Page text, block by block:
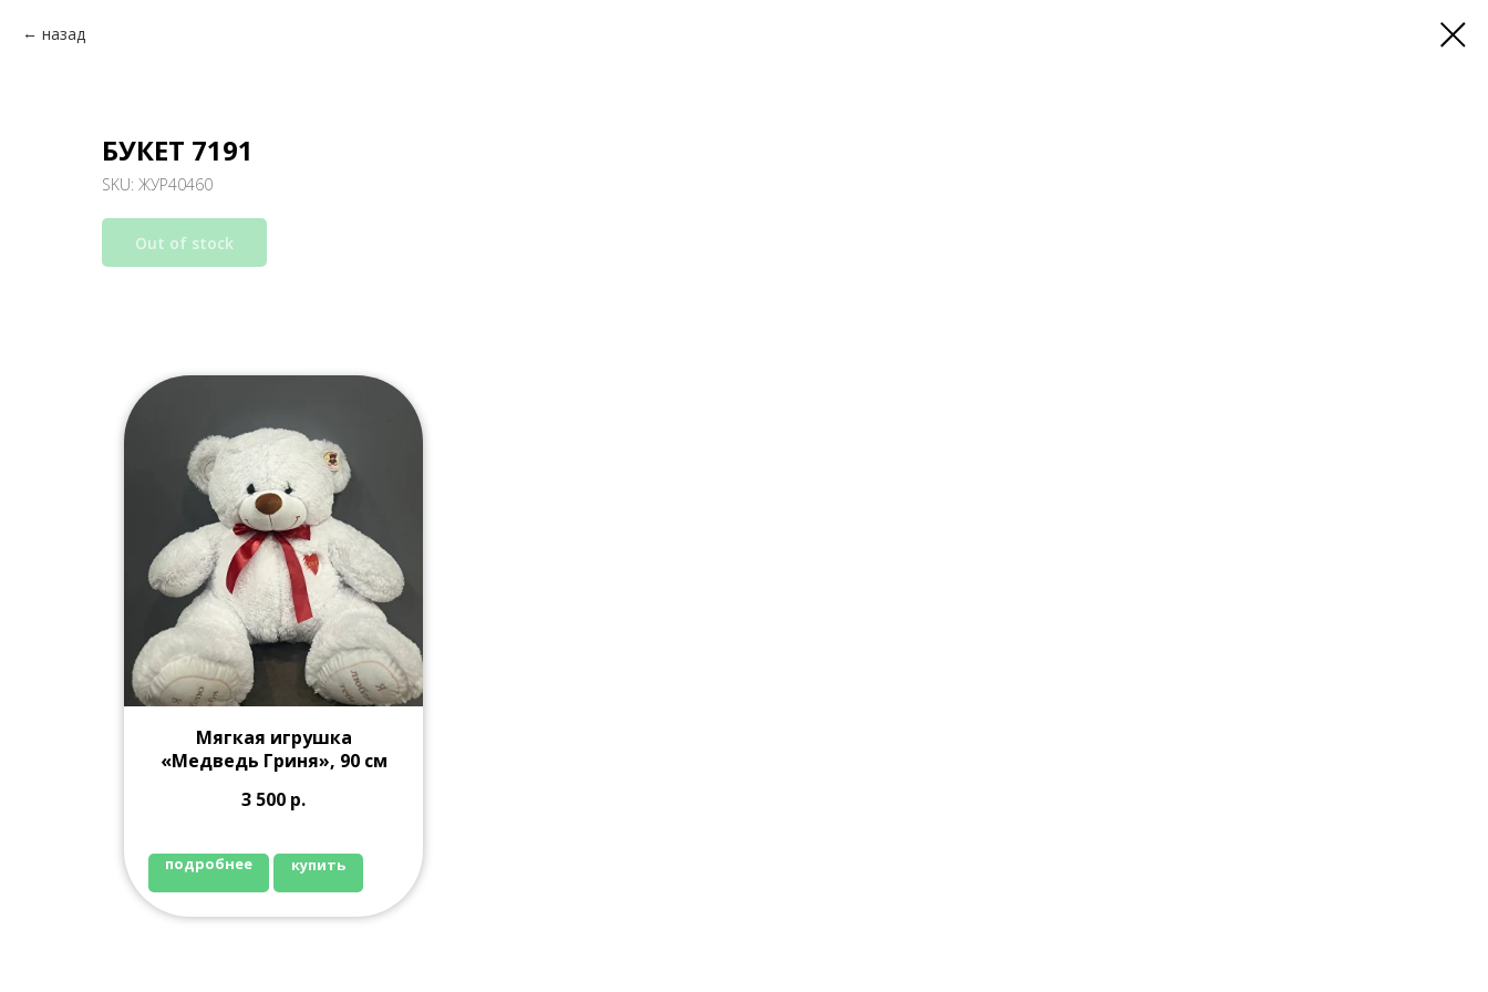
назад
БУКЕТ 7191
SKU: ЖУР40460
Out of stock
Мягкая игрушка
«Медведь Гриня», 90 см
3 500 р.
подробнее купить